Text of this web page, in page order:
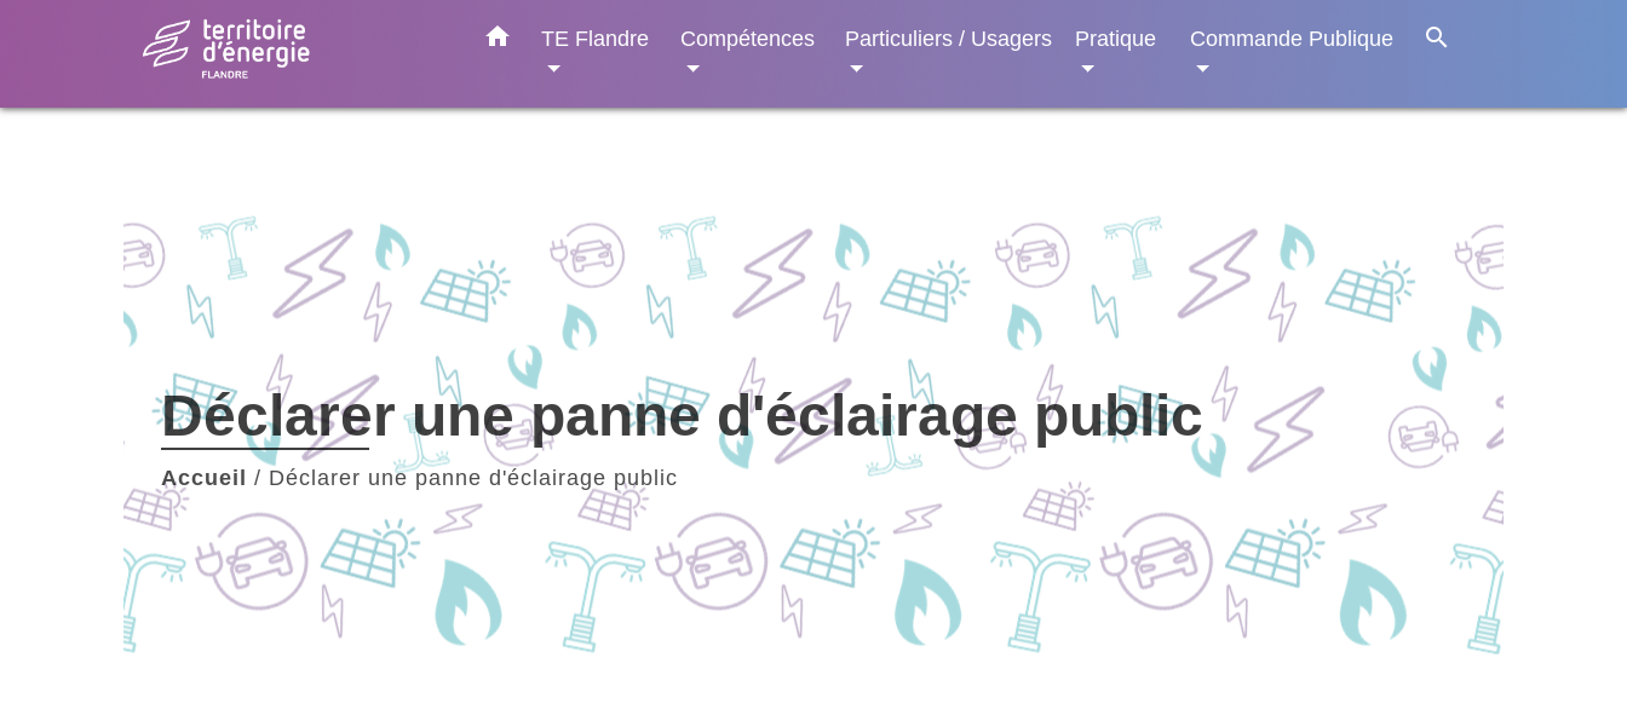
home TE Flandre Compétences Particuliers / Usagers Pratique Commande Publique search
Déclarer une panne d'éclairage public
Accueil / Déclarer une panne d'éclairage public